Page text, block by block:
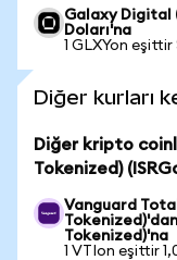
Galaxy Digital
Doları'na
1 GLXYon eşittir
Diğer kurları
Diğer kripto
Tokenized)
Vanguard
Tokenized)'na
1 VTIon eşittir